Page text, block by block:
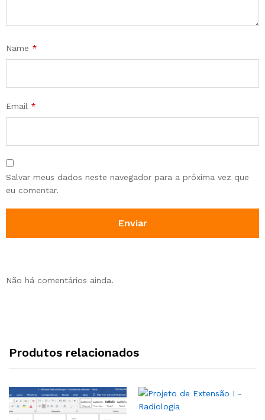
Name *
Email *
Salvar meus dados neste navegador para a próxima vez que
eu comentar.
Não há comentários ainda.
Produtos relacionados